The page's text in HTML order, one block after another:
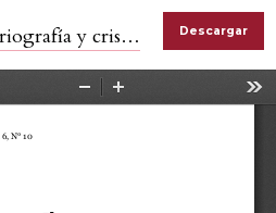
artículo
y presente, similitudes y disonancias Descargar